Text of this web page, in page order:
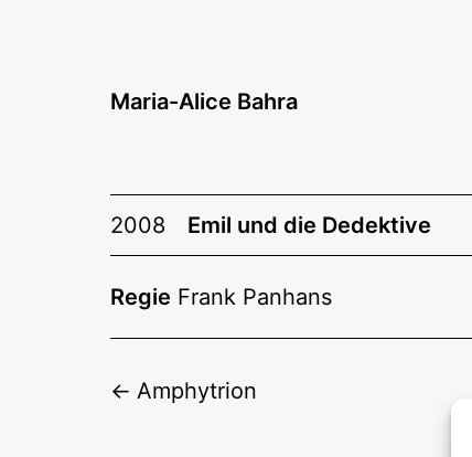
Maria-Alice Bahra
2008 Emil und die Dedektive
Regie Frank Panhans
Amphytrion